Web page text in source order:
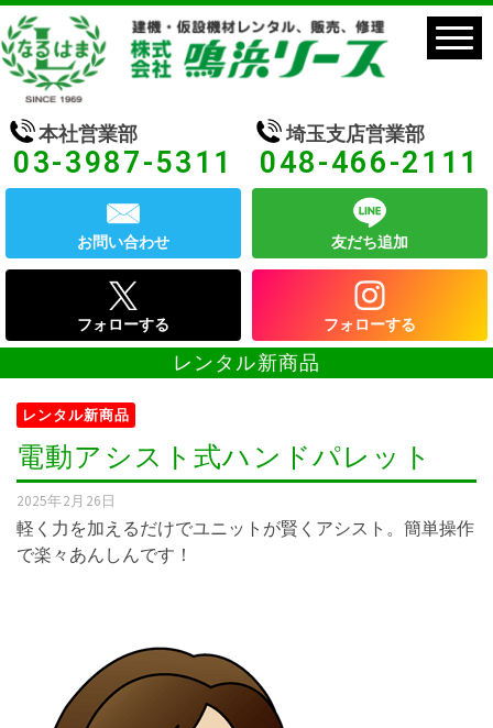
本社営業部
03-3987-5311
埼玉支店営業部
048-466-2111
お問い合わせ 友だち追加
フォローする フォローする
レンタル新商品
レンタル新商品
電動アシスト式ハンドパレット
2025年2月26日
軽く力を加えるだけでユニットが賢くアシスト。簡単操作
で楽々あんしんです！